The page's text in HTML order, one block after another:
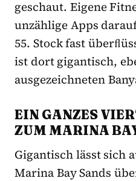
geschaut. Eigene
unzählige Apps
55. Stock fast
ist dort gigantisch,
ausgezeichneten
EIN GANZES
ZUM MARINA
Gigantisch lässt sich
Marina Bay Sands